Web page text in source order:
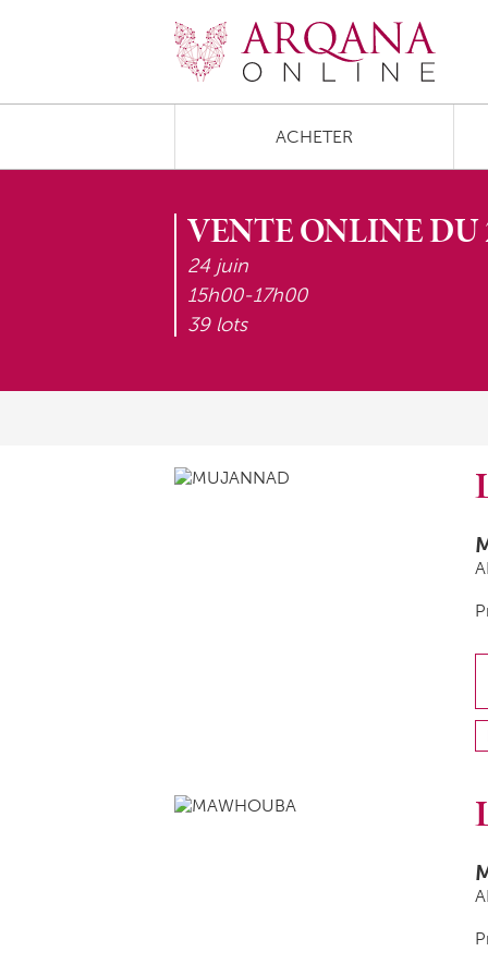
ACHETER
VENTE ONLINE DU
24 juin
15h00-17h00
39 lots